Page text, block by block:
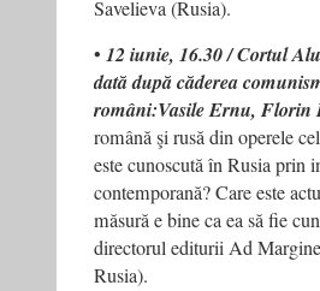
Savelieva (Rusia).
• 12 iunie, 16.30 / Cortul
dată după căderea
români:Vasile Ernu, Florin
română şi rusă din operele
este cunoscută în Rusia prin
contemporană? Care este
măsură e bine ca ea să fie
directorul editurii Ad
Rusia).